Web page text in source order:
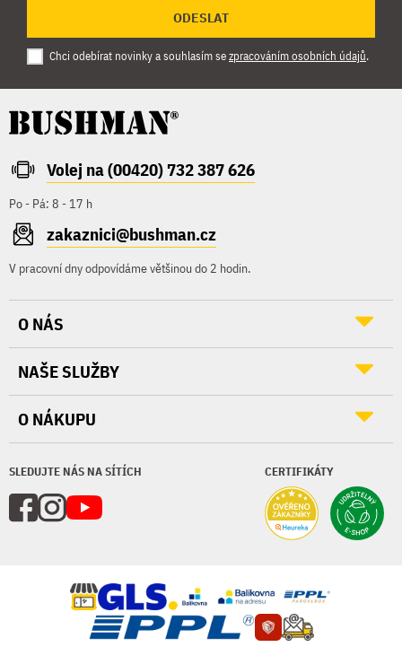
ODESLAT
Chci odebírat novinky a souhlasím sezpracováním osobních údajů.
Volej na (00420) 732 387 626
Po - Pá: 8 - 17 h
zakaznici@bushman.cz
V pracovní dny odpovídáme většinou do 2 hodin.
SLEDUJTE NÁS NA SÍTÍCH CERTIFIKÁTY
O NÁS
NAŠE SLUŽBY
O NÁKUPU